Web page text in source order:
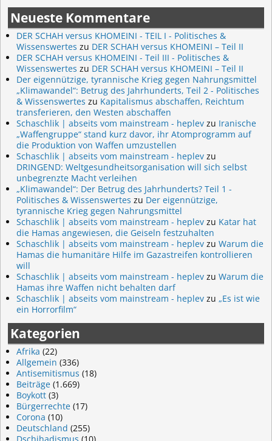
Neueste Kommentare
DER SCHAH versus KHOMEINI - TEIL I - Politisches &
Wissenswertes zu DER SCHAH versus KHOMEINI – Teil II
DER SCHAH versus KHOMEINI - Teil III - Politisches &
Wissenswertes zu DER SCHAH versus KHOMEINI – Teil II
Der eigennützige, tyrannische Krieg gegen Nahrungsmittel
„Klimawandel“: Betrug des Jahrhunderts, Teil 2 - Politisches
& Wissenswertes zu Kapitalismus abschaffen, Reichtum
transferieren, den Westen abschaffen
Schaschlik | abseits vom mainstream - heplev zu Iranische
„Waffengruppe“ stand kurz davor, ihr Atomprogramm auf
die Produktion von Waffen umzustellen
Schaschlik | abseits vom mainstream - heplev zu
DRINGEND: Weltgesundheitsorganisation will sich selbst
unbegrenzte Macht verleihen
„Klimawandel“: Der Betrug des Jahrhunderts? Teil 1 -
Politisches & Wissenswertes zu Der eigennützige,
tyrannische Krieg gegen Nahrungsmittel
Schaschlik | abseits vom mainstream - heplev zu Katar hat
die Hamas angewiesen, die Geiseln festzuhalten
Schaschlik | abseits vom mainstream - heplev zu Warum die
Hamas die humanitäre Hilfe im Gazastreifen kontrollieren
will
Schaschlik | abseits vom mainstream - heplev zu Warum die
Hamas ihre Waffen nicht behalten darf
Schaschlik | abseits vom mainstream - heplev zu „Es ist wie
ein Horrorfilm“
Kategorien
Afrika (22)
Allgemein (336)
Antisemitismus (18)
Beiträge (1.669)
Boykott (3)
Bürgerrechte (17)
Corona (10)
Deutschland (255)